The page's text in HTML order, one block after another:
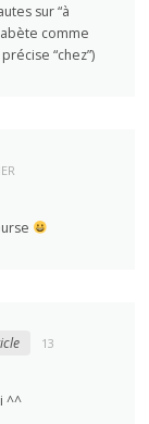
sur “à
comme
“chez”)
13
^^